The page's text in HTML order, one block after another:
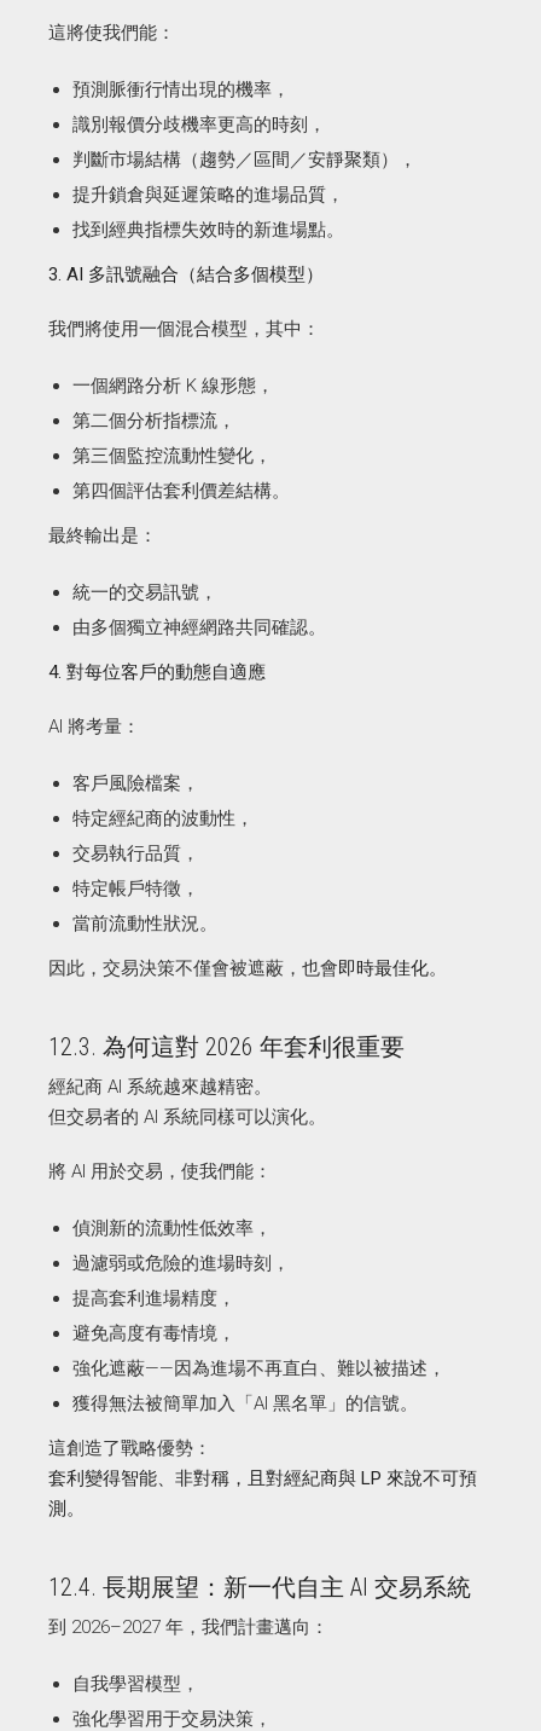
這將使我們能：
預測脈衝行情出現的機率，
識別報價分歧機率更高的時刻，
判斷市場結構（趨勢／區間／安靜聚類），
提升鎖倉與延遲策略的進場品質，
找到經典指標失效時的新進場點。
3. AI 多訊號融合（結合多個模型）
我們將使用一個混合模型，其中：
一個網路分析 K 線形態，
第二個分析指標流，
第三個監控流動性變化，
第四個評估套利價差結構。
最終輸出是：
統一的交易訊號，
由多個獨立神經網路共同確認。
4. 對每位客戶的動態自適應
AI 將考量：
客戶風險檔案，
特定經紀商的波動性，
交易執行品質，
特定帳戶特徵，
當前流動性狀況。
因此，交易決策不僅會被遮蔽，也會即時最佳化。
12.3. 為何這對 2026 年套利很重要
經紀商 AI 系統越來越精密。
但交易者的 AI 系統同樣可以演化。
將 AI 用於交易，使我們能：
偵測新的流動性低效率，
過濾弱或危險的進場時刻，
提高套利進場精度，
避免高度有毒情境，
強化遮蔽——因為進場不再直白、難以被描述，
獲得無法被簡單加入「AI 黑名單」的信號。
這創造了戰略優勢：
套利變得智能、非對稱，且對經紀商與 LP 來說不可預
測。
12.4. 長期展望：新一代自主 AI 交易系統
到 2026–2027 年，我們計畫邁向：
自我學習模型，
強化學習用于交易決策，